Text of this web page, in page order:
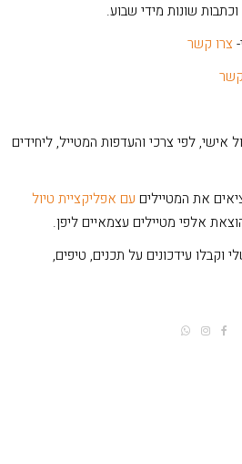
שונות מידי שבוע.
צרו קשר
אישי, לפי צרכי והעדפות המטייל, ליחידים
את המטיילים עם אפליקציית טיול
אלפי מטיילים עצמאיים ליפן.
וקבלו עידכונים על תכנים, טיפים,